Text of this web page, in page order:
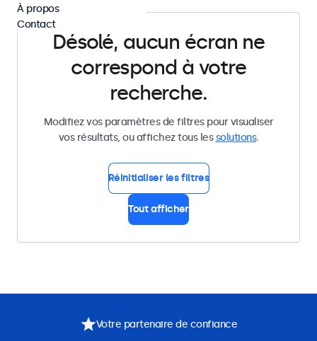
Désolé, aucun écran ne
correspond à votre
recherche.
Modifiez vos paramètres de filtres pour visualiser
vos résultats, ou affichez tous lessolutions.
Réinitialiser les filtres
Tout afficher
À propos
Contact
Votre partenaire de confiance